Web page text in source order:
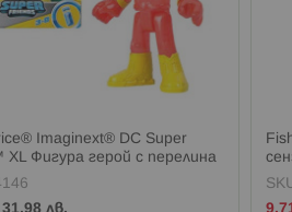
Imaginext® DC Super
XL Фигура герой с перелина
31,98 лв.
Set